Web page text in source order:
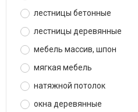
лестницы бетонные
лестницы деревянные
мебель массив, шпон
мягкая мебель
натяжной потолок
окна деревянные